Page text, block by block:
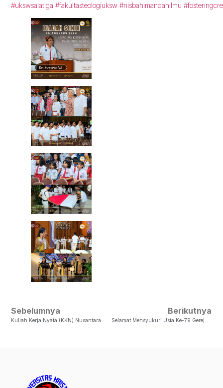
#ukswsalatiga #fakultasteologiuksw #nisbahimandanilmu
Sebelumnya Berikutnya